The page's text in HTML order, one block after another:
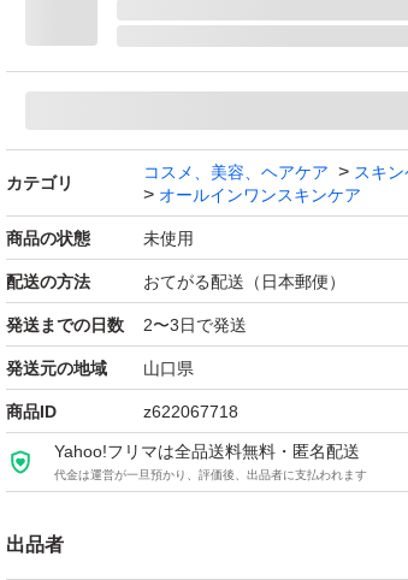
※他のサイトでも出品させていただいている
ていただく場合いもございます。
※上記全てご理解いただけるかたの購入をお
#ドクターシーラボ
#アクアコラーゲンゲルエンリッチリフトEX
#アクアコラーゲンゲルエンリッチリフトEXプ
#新品 アクアコラーゲンゲルエンリッチリフ
g
#ドクターシーラボアクアコラーゲンゲルエン
#ドクターシーラボアクアコラーゲンゲルエン
カテゴリ
コスメ、美容、ヘアケア
スキ
オールインワンスキンケア
商品の状態 未使用
配送の方法 おてがる配送（日本郵便）
発送までの日数 2〜3日で発送
発送元の地域 山口県
商品ID z622067718
Yahoo!フリマは全品送料無料・匿名配送
代金は運営が一旦預かり、評価後、出品者に支払われます
出品者